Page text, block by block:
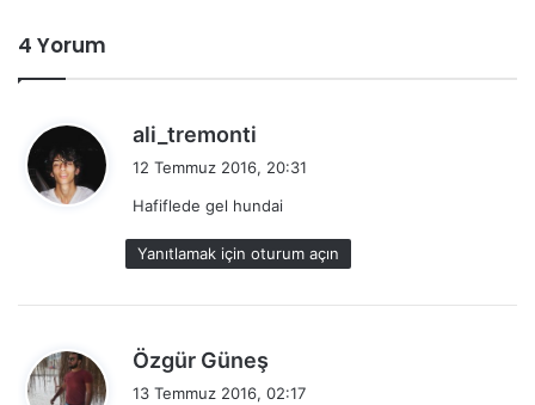
4 Yorum
ali_tremonti
i
k
i
12 Temmuz 2016, 20:31
Hafiflede gel hundai
Yanıtlamak için oturum açın
Özgür Güneş
e
13 Temmuz 2016, 02:17